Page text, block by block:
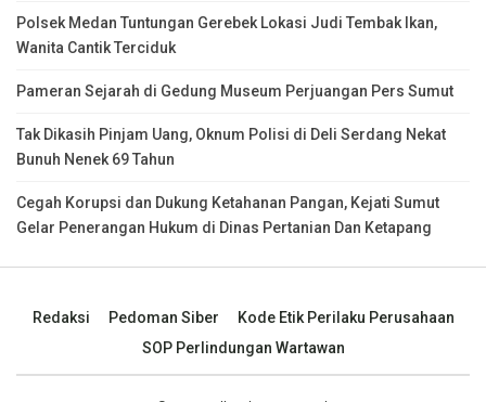
Polsek Medan Tuntungan Gerebek Lokasi Judi Tembak Ikan,
Wanita Cantik Terciduk
Pameran Sejarah di Gedung Museum Perjuangan Pers Sumut
Tak Dikasih Pinjam Uang, Oknum Polisi di Deli Serdang Nekat
Bunuh Nenek 69 Tahun
Cegah Korupsi dan Dukung Ketahanan Pangan, Kejati Sumut
Gelar Penerangan Hukum di Dinas Pertanian Dan Ketapang
Redaksi Pedoman Siber
Kode Etik Perilaku Perusahaan
SOP Perlindungan Wartawan